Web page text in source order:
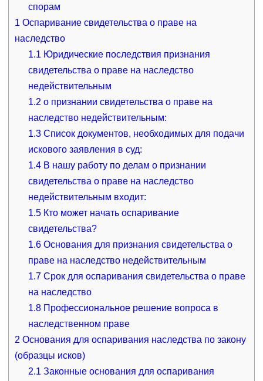
спорам
1 Оспаривание свидетельства о праве на
наследство
1.1 Юридические последствия признания
свидетельства о праве на наследство
недействительным
1.2 о признании свидетельства о праве на
наследство недействительным:
1.3 Список документов, необходимых для подачи
искового заявления в суд:
1.4 В нашу работу по делам о признании
свидетельства о праве на наследство
недействительным входит:
1.5 Кто может начать оспаривание
свидетельства?
1.6 Основания для признания свидетельства о
праве на наследство недействительным
1.7 Срок для оспаривания свидетельства о праве
на наследство
1.8 Профессиональное решение вопроса в
наследственном праве
2 Основания для оспаривания наследства по закону
(образцы исков)
2.1 Законные основания для оспаривания